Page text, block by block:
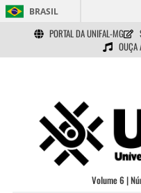
BRASIL
PORTAL DA UNIFAL-MG
OUÇA
Volume 6 |